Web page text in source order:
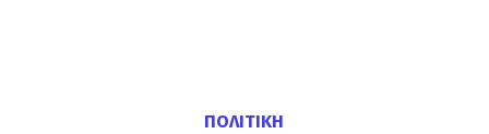
ΠΟΛΙΤΙΚΗ